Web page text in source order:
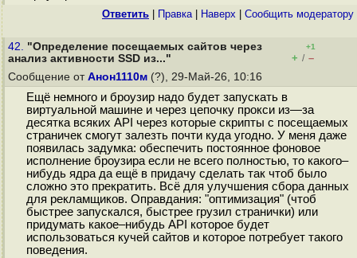
Ответить Правка| Наверх Cообщить модератору
42. "Определение посещаемых сайтов через
анализ активности SSD из..."
+1
+ / –
Сообщение от Анон1110м (?), 29-Май-26, 10:16
Ещё немного и броузир надо будет запускать в
виртуальной машине и через цепочку прокси из—за
десятка всяких API через которые скрипты с посещаемых
страничек смогут залезть почти куда угодно. У меня даже
появилась задумка: обеспечить постоянное фоновое
исполнение броузира если не всего полностью, то какого–
нибудь ядра да ещё в придачу сделать так чтоб было
сложно это прекратить. Всё для улучшения сбора данных
для рекламщиков. Оправдания: "оптимизация" (чтоб
быстрее запускался, быстрее грузил странички) или
придумать какое–нибудь API которое будет
использоваться кучей сайтов и которое потребует такого
поведения.